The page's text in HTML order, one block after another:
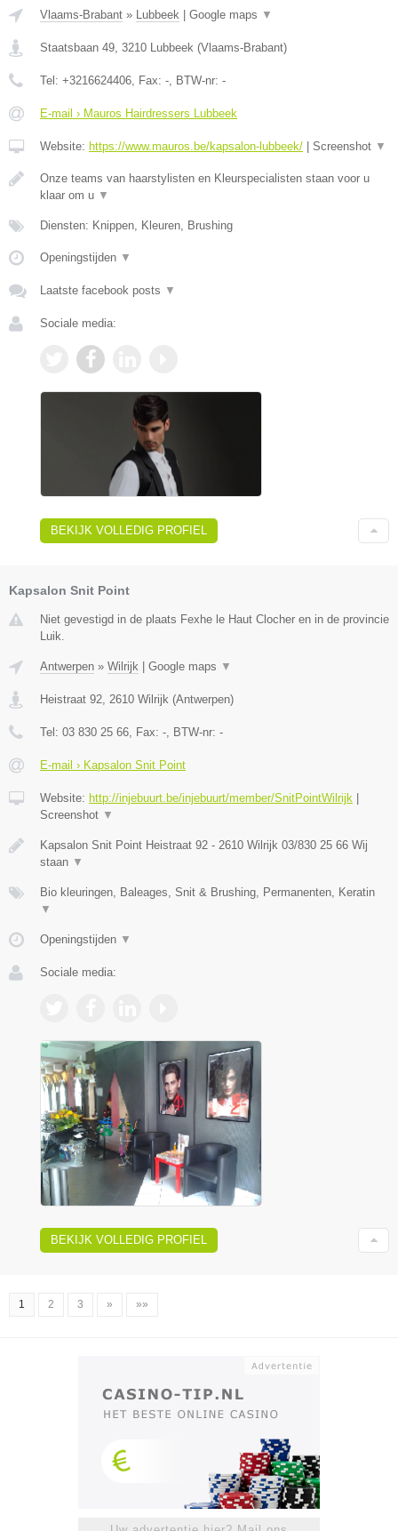
Vlaams-Brabant » Lubbeek | Google maps ▼
Staatsbaan 49 3210 Lubbeek (Vlaams-Brabant)
Tel: +3216624406 , Fax: - , BTW-nr: -
E-mail › Mauros Hairdressers Lubbeek
Website: https://www.mauros.be/kapsalon-lubbeek/ | Screenshot ▼
Onze teams van haarstylisten en Kleurspecialisten staan voor u
klaar om u ▼
Diensten: Knippen, Kleuren, Brushing
Openingstijden ▼
Laatste facebook posts ▼
Sociale media:
BEKIJK VOLLEDIG PROFIEL
Kapsalon Snit Point
Niet gevestigd in de plaats Fexhe le Haut Clocher en in de provincie
Luik.
Antwerpen » Wilrijk | Google maps ▼
Heistraat 92 2610 Wilrijk (Antwerpen)
Tel: 03 830 25 66 , Fax: - , BTW-nr: -
E-mail › Kapsalon Snit Point
Website: http://injebuurt.be/injebuurt/member/SnitPointWilrijk |
Screenshot ▼
Kapsalon Snit Point Heistraat 92 - 2610 Wilrijk 03/830 25 66 Wij
staan ▼
Bio kleuringen, Baleages, Snit & Brushing, Permanenten, Keratin
▼
Openingstijden ▼
Sociale media:
BEKIJK VOLLEDIG PROFIEL
1 2 3 » »»